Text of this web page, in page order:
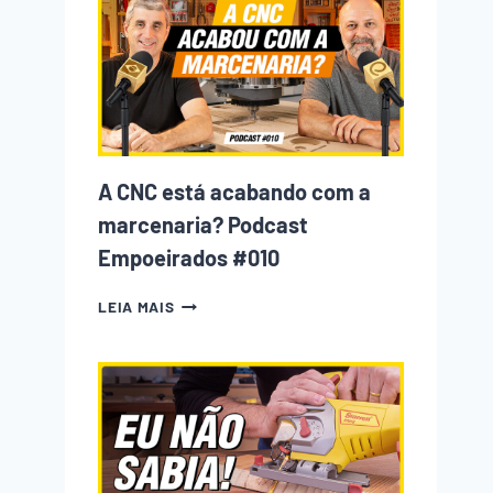
INICIANTE
NA
MARCENARIA
COMETE
(E
COMO
EVITAR
CADA
DELES)
A CNC está acabando com a
marcenaria? Podcast
Empoeirados #010
LEIA MAISA
ACABANDO
COM
A
MARCENARIA?
PODCAST
EMPOEIRADOS